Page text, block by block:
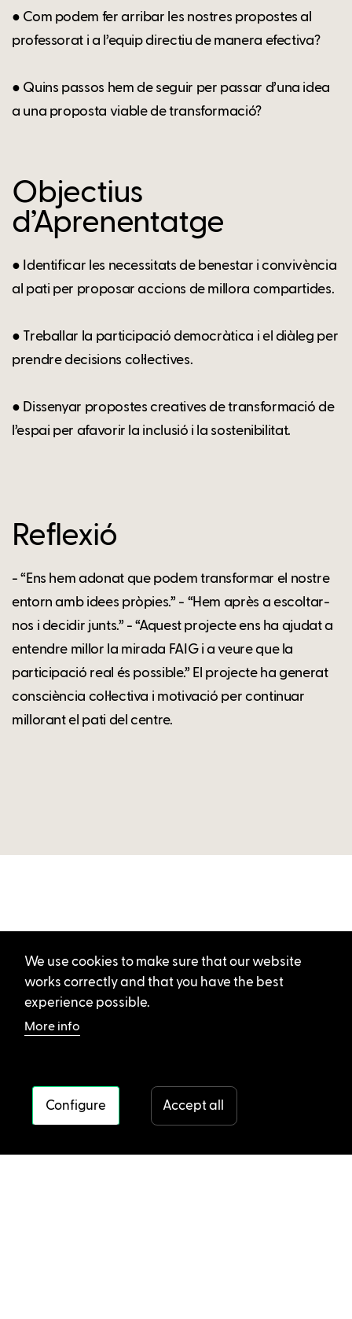
● Com podem fer arribar les nostres propostes al
professorat i a l’equip directiu de manera efectiva?
● Quins passos hem de seguir per passar d’una idea
a una proposta viable de transformació?
Objectius
d’Aprenentatge
● Identificar les necessitats de benestar i convivència
al pati per proposar accions de millora compartides.
● Treballar la participació democràtica i el diàleg per
prendre decisions col·lectives.
● Dissenyar propostes creatives de transformació de
l’espai per afavorir la inclusió i la sostenibilitat.
Reflexió
- “Ens hem adonat que podem transformar el nostre
entorn amb idees pròpies.” - “Hem après a escoltar-
nos i decidir junts.” - “Aquest projecte ens ha ajudat a
entendre millor la mirada FAIG i a veure que la
participació real és possible.” El projecte ha generat
consciència col·lectiva i motivació per continuar
millorant el pati del centre.
We use cookies to make sure that our website
works correctly and that you have the best
experience possible.
More info
Configure Accept all